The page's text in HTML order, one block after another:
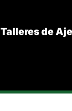
Talleres de